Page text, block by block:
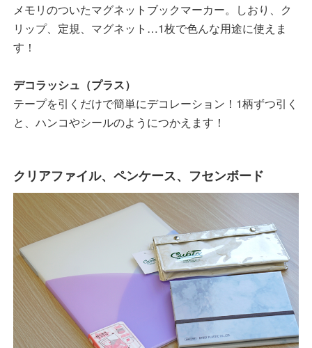
メモリのついたマグネットブックマーカー。しおり、ク
リップ、定規、マグネット…1枚で色んな用途に使えま
す！
デコラッシュ（プラス）
テープを引くだけで簡単にデコレーション！1柄ずつ引く
と、ハンコやシールのようにつかえます！
クリアファイル、ペンケース、フセンボード